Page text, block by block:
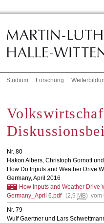
Studium Forschung
Nr. 80
Hakon Albers, Christoph Gornott
How Do Inputs and Weather Drive
Germany, April 2016
How Inputs and Weather Drive
Germany_April 6.pdf (2,9 MB) vom
Nr. 79
Wulf Gaertner und Lars